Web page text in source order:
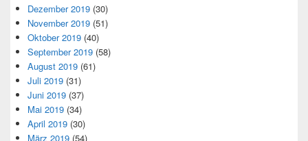
Dezember 2019 (30)
November 2019 (51)
Oktober 2019 (40)
September 2019 (58)
August 2019 (61)
Juli 2019 (31)
Juni 2019 (37)
Mai 2019 (34)
April 2019 (30)
März 2019 (54)